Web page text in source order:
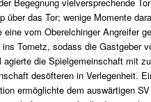
über das Tor; wenige Momente
vom Oberelchinger Angreifer
Tornetz, sodass die Gastgeber
die Spielgemeinschaft mit
desöfteren in Verlegenheit.
ermöglichte dem auswärtigen